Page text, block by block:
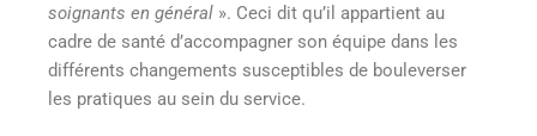
soignants en général ». Ceci dit qu’il appartient au
cadre de santé d’accompagner son équipe dans les
différents changements susceptibles de bouleverser
les pratiques au sein du service.